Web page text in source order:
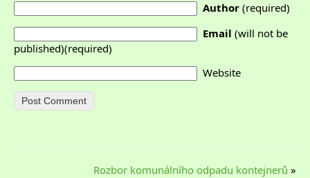
Author (required)
Email (will not be
published)(required)
Website
Rozbor komunálního odpadu kontejnerů »